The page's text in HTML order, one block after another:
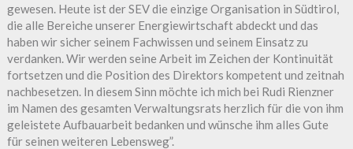
gewesen. Heute ist der SEV die einzige Organisation in Südtirol,
die alle Bereiche unserer Energiewirtschaft abdeckt und das
haben wir sicher seinem Fachwissen und seinem Einsatz zu
verdanken. Wir werden seine Arbeit im Zeichen der Kontinuität
fortsetzen und die Position des Direktors kompetent und zeitnah
nachbesetzen. In diesem Sinn möchte ich mich bei Rudi Rienzner
im Namen des gesamten Verwaltungsrats herzlich für die von ihm
geleistete Aufbauarbeit bedanken und wünsche ihm alles Gute
für seinen weiteren Lebensweg”.